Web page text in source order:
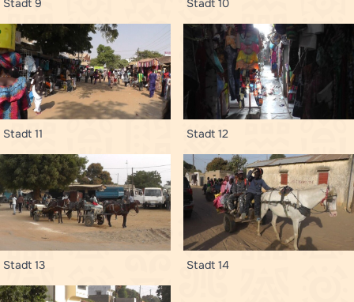
Stadt 11 Stadt 12
Stadt 13 Stadt 14